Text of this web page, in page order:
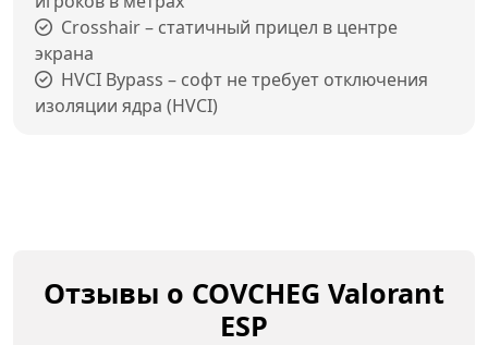
Crosshair – статичный прицел в центре
экрана
HVCI Bypass – софт не требует отключения
изоляции ядра (HVCI)
Отзывы о COVCHEG Valorant
ESP